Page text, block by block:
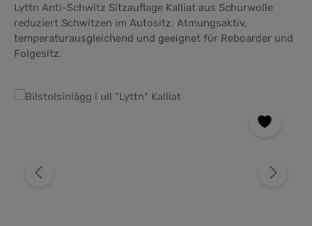
Lyttn Anti-Schwitz Sitzauflage Kalliat aus Schurwolle
reduziert Schwitzen im Autositz. Atmungsaktiv,
temperaturausgleichend und geeignet für Reboarder und
Folgesitz.
Hoppa över bildgalleri